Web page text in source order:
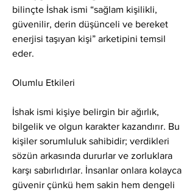
bilinçte İshak ismi “sağlam kişilikli,
güvenilir, derin düşünceli ve bereket
enerjisi taşıyan kişi” arketipini temsil
eder.
Olumlu Etkileri
İshak ismi kişiye belirgin bir ağırlık,
bilgelik ve olgun karakter kazandırır. Bu
kişiler sorumluluk sahibidir; verdikleri
sözün arkasında dururlar ve zorluklara
karşı sabırlıdırlar. İnsanlar onlara kolayca
güvenir çünkü hem sakin hem dengeli